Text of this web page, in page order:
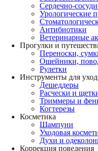
Сердечно-
Урологические
Антибиотики
Ветеринарные
Прогулки и
Переноски,
Ошейники,
Рулетки
Инструменты для
Дешеддеры
Расчески и
Триммеры и
Когтерезы
Косметика
Шампуни
Уходовая
Духи и
Коррекция поведения